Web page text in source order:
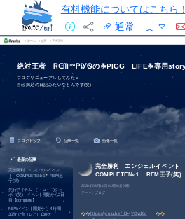
有料機能についてはこちら！
通常